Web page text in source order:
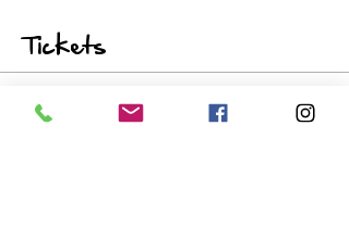
Tickets
Sale ended